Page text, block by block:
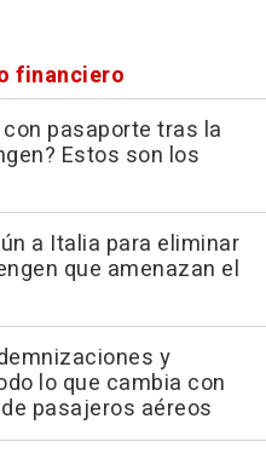
financiero
pasaporte tras la
Estos son los
a Italia para eliminar
que amenazan el
y
lo que cambia con
pasajeros aéreos